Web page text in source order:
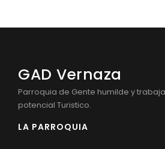
GAD Vernaza
Parroquia de Gente humilde y
potencial Turistico.
LA PARROQUIA